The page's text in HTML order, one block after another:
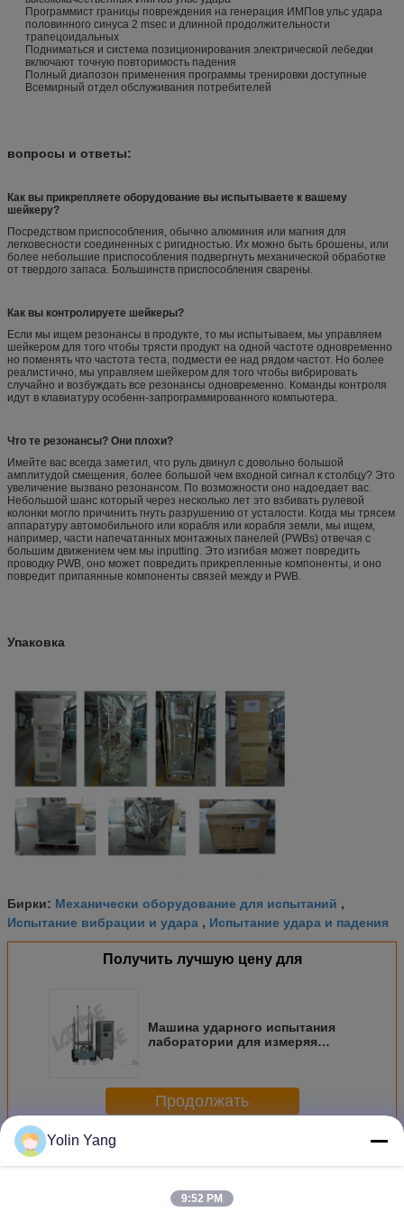
Программист границы повреждения на генерация ИМПов ульс удара
половинного синуса 2 msec и длинной продолжительности
трапецоидальных
Подниматься и система позиционирования электрической лебедки
включают точную повторимость падения
Полный диапозон применения программы тренировки доступные
Всемирный отдел обслуживания потребителей
вопросы и ответы:
Как вы прикрепляете оборудование вы испытываете к вашему
шейкеру?
Посредством приспособления, обычно алюминия или магния для
легковесности соединенных с ригидностью. Их можно быть брошены, или
более небольшие приспособления подвергнуть механической обработке
от твердого запаса. Большинств приспособления сварены.
Как вы контролируете шейкеры?
Если мы ищем резонансы в продукте, то мы испытываем, мы управляем
шейкером для того чтобы трясти продукт на одной частоте одновременно
но поменять что частота теста, подмести ее над рядом частот. Но более
реалистично, мы управляем шейкером для того чтобы вибрировать
случайно и возбуждать все резонансы одновременно. Команды контроля
идут в клавиатуру особенн-запрограммированного компьютера.
Что те резонансы? Они плохи?
Имейте вас всегда заметил, что руль двинул с довольно большой
амплитудой смещения, более большой чем входной сигнал к столбцу? Это
увеличение вызвано резонансом. По возможности оно надоедает вас.
Небольшой шанс который через несколько лет это взбивать рулевой
колонки могло причинить гнуть разрушению от усталости. Когда мы трясем
аппаратуру автомобильного или корабля или корабля земли, мы ищем,
например, части напечатанных монтажных панелей (PWBs) отвечая с
большим движением чем мы inputting. Это изгибая может повредить
проводку PWB, оно может повредить прикрепленные компоненты, и оно
повредит припаянные компоненты связей между и PWB.
Упаковка
Бирки: Механически оборудование для испытаний ,
Испытание вибрации и удара , Испытание удара и падения
Получить лучшую цену для
Машина ударного испытания
лаборатории для измеряя
Продолжать
Больше
Оборудование для ударных испытаний механическое
Yolin Yang
9:52 PM